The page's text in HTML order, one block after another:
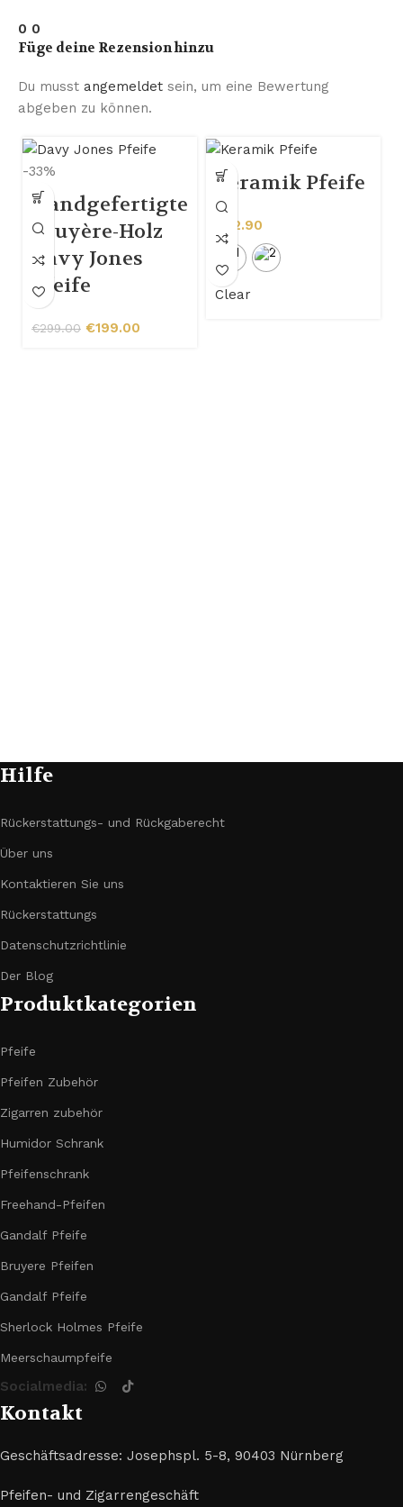
0 0
Füge deine Rezension hinzu
Du musst angemeldet sein, um eine Bewertung
abgeben zu können.
-33%
Handgefertigte
Bruyère-Holz
Davy Jones
Pfeife
€299.00 €199.00
Keramik Pfeife
32.90
Clear
Hilfe
Rückerstattungs- und Rückgaberecht
Über uns
Kontaktieren Sie uns
Rückerstattungs
Datenschutzrichtlinie
Der Blog
Produktkategorien
Pfeife
Pfeifen Zubehör
Zigarren zubehör
Humidor Schrank
Pfeifenschrank
Freehand-Pfeifen
Gandalf Pfeife
Bruyere Pfeifen
Gandalf Pfeife
Sherlock Holmes Pfeife
Meerschaumpfeife
Socialmedia:
Kontakt
Geschäftsadresse: Josephspl. 5-8, 90403 Nürnberg
Pfeifen- und Zigarrengeschäft